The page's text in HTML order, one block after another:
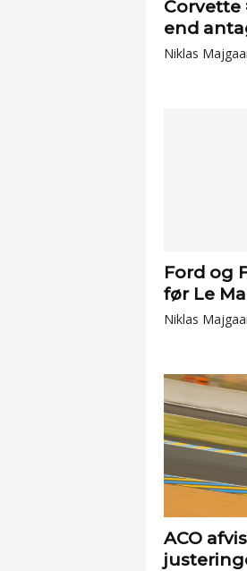
Corvette
end
Niklas
Ford og
før Le
Niklas
ACO